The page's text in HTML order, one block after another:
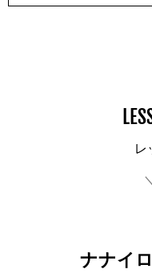
レ
ナナイ